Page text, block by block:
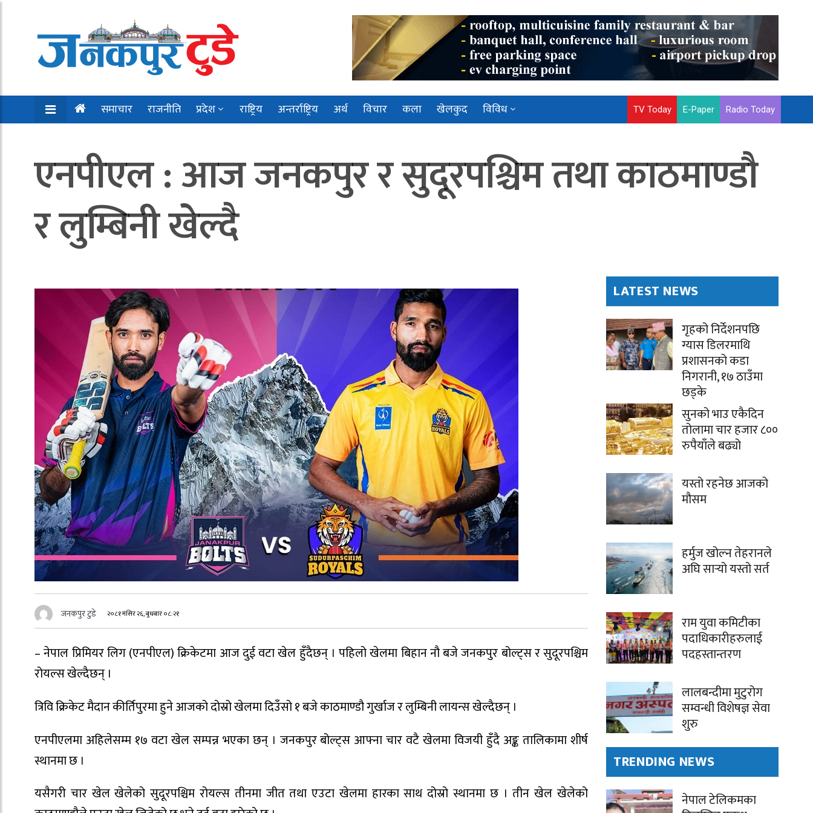
समाचार राजनीति प्रदेश राष्ट्रिय अन्तर्राष्ट्रिय अर्थ विचार कला खेलकुद विविध TV Today E-Paper Radio Today
एनपीएल : आज जनकपुर र सुदूरपश्चिम तथा काठमाण्डौ
र लुम्बिनी खेल्दै
जनकपुर टुडे २०८१ मंसिर २६, बुधबार ०८:२१
– नेपाल प्रिमियर लिग (एनपीएल) क्रिकेटमा आज दुई वटा खेल हुँदैछन् । पहिलो खेलमा बिहान नौ बजे जनकपुर बोल्ट्स र सुदूरपश्चिम
रोयल्स खेल्दैछन् ।
त्रिवि क्रिकेट मैदान कीर्तिपुरमा हुने आजको दोस्रो खेलमा दिउँसो १ बजे काठमाण्डौ गुर्खाज र लुम्बिनी लायन्स खेल्दैछन् ।
एनपीएलमा अहिलेसम्म १७ वटा खेल सम्पन्न भएका छन् । जनकपुर बोल्ट्स आफ्ना चार वटै खेलमा विजयी हुँदै अङ्क तालिकामा शीर्ष
स्थानमा छ ।
यसैगरी चार खेल खेलेको सुदूरपश्चिम रोयल्स तीनमा जीत तथा एउटा खेलमा हारका साथ दोस्रो स्थानमा छ । तीन खेल खेलेको
LATEST NEWS
गृहको निर्देशनपछि
ग्यास डिलरमाथि
प्रशासनको कडा
निगरानी, १७ ठाउँमा
छड्के
सुनको भाउ एकैदिन
तोलामा चार हजार ८००
रुपैयाँले बढ्यो
यस्तो रहनेछ आजको
मौसम
हर्मुज खोल्न तेहरानले
अघि सार्‍यो यस्तो सर्त
राम युवा कमिटीका
पदाधिकारीहरुलाई
पदहस्तान्तरण
लालबन्दीमा मुटुरोग
सम्वन्धी विशेषज्ञ सेवा
शुरु
TRENDING NEWS
नेपाल टेलिकमका